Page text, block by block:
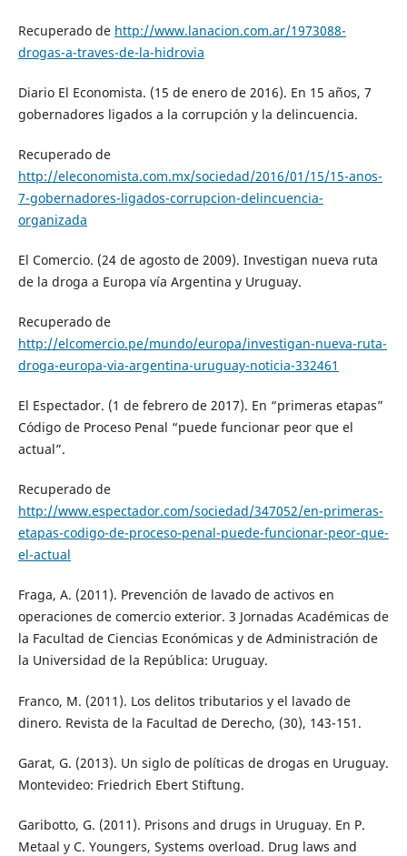
Recuperado de http://www.lanacion.com.ar/1973088-
drogas-a-traves-de-la-hidrovia
Diario El Economista. (15 de enero de 2016). En 15 años, 7
gobernadores ligados a la corrupción y la delincuencia.
Recuperado de
http://eleconomista.com.mx/sociedad/2016/01/15/15-anos-
7-gobernadores-ligados-corrupcion-delincuencia-
organizada
El Comercio. (24 de agosto de 2009). Investigan nueva ruta
de la droga a Europa vía Argentina y Uruguay.
Recuperado de
http://elcomercio.pe/mundo/europa/investigan-nueva-ruta-
droga-europa-via-argentina-uruguay-noticia-332461
El Espectador. (1 de febrero de 2017). En “primeras etapas”
Código de Proceso Penal “puede funcionar peor que el
actual”.
Recuperado de
http://www.espectador.com/sociedad/347052/en-primeras-
etapas-codigo-de-proceso-penal-puede-funcionar-peor-que-
el-actual
Fraga, A. (2011). Prevención de lavado de activos en
operaciones de comercio exterior. 3 Jornadas Académicas de
la Facultad de Ciencias Económicas y de Administración de
la Universidad de la República: Uruguay.
Franco, M. (2011). Los delitos tributarios y el lavado de
dinero. Revista de la Facultad de Derecho, (30), 143-151.
Garat, G. (2013). Un siglo de políticas de drogas en Uruguay.
Montevideo: Friedrich Ebert Stiftung.
Garibotto, G. (2011). Prisons and drugs in Uruguay. En P.
Metaal y C. Youngers, Systems overload. Drug laws and